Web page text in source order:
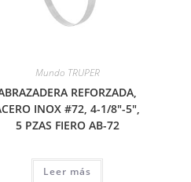
Mundo TRUPER
REFORZADA,
INOX #72, 4-1/8″-5″,
5 PZAS FIERO AB-72
Leer más